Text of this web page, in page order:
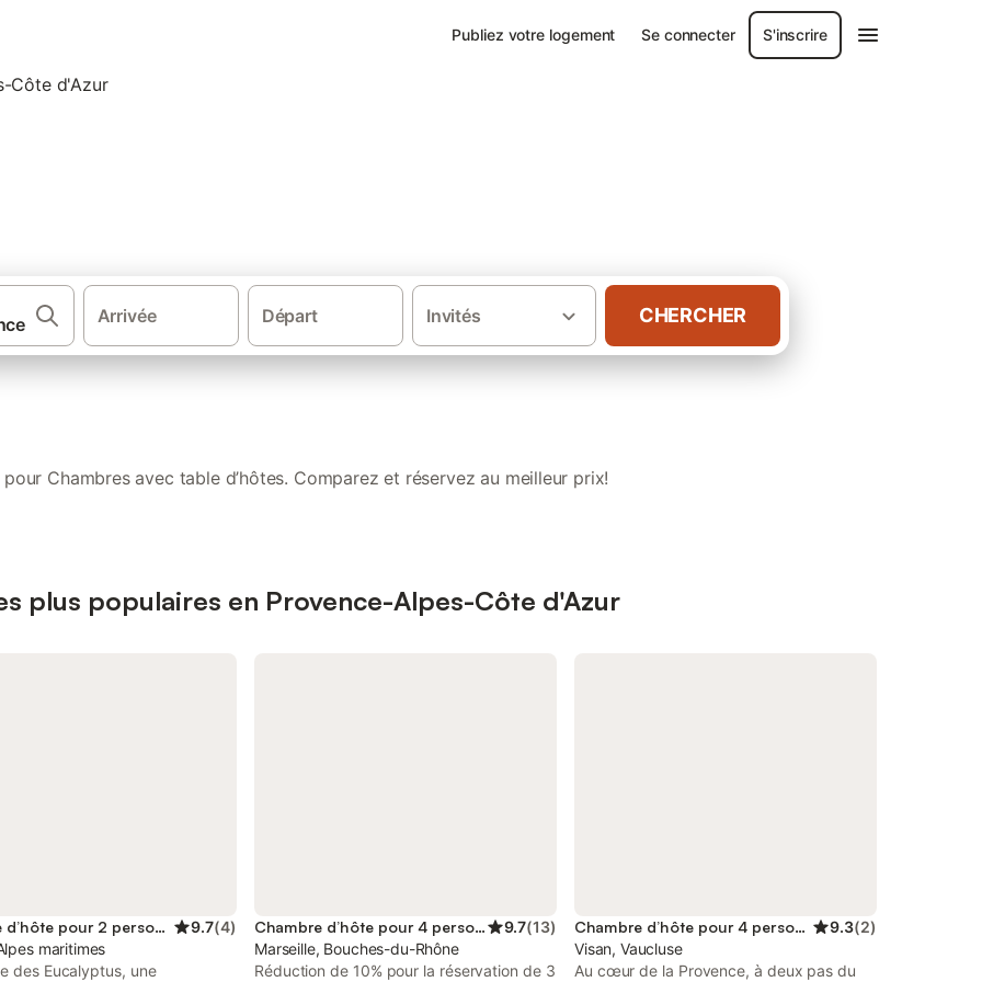
Publiez votre logement Se connecter S'inscrire
Arrivée Départ Invités CHERCHER
pour Chambres avec table d’hôtes. Comparez et réservez au meilleur prix!
plus populaires en Provence-Alpes-Côte d'Azur
Chambre d’hôte pour 2 personnes 9.7(4)
maritimes
des Eucalyptus, une
Chambre d’hôte pour 4 personnes 9.7(13)
Marseille, Bouches-du-Rhône
Réduction de 10% pour la réservation de 3
Chambre d’hôte pour 4 personnes 9.3(2)
Visan, Vaucluse
Au cœur de la Provence, à deux pas du